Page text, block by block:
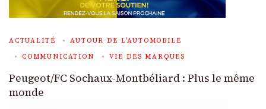
ACTUALITÉ
AUTOUR DE L'AUTOMOBILE
COMMUNICATION
VIE DES MARQUES
Peugeot/FC Sochaux-Montbéliard : Plus le même
monde